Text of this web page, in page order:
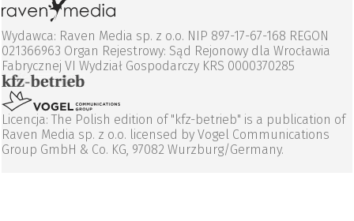
Wydawca: Raven Media sp. z o.o. NIP 897-17-67-168 REGON
021366963 Organ Rejestrowy: Sąd Rejonowy dla Wrocławia
Fabrycznej VI Wydział Gospodarczy KRS 0000370285
Licencja: The Polish edition of "kfz-betrieb" is a publication of
Raven Media sp. z o.o. licensed by Vogel Communications
Group GmbH & Co. KG, 97082 Wurzburg/Germany.